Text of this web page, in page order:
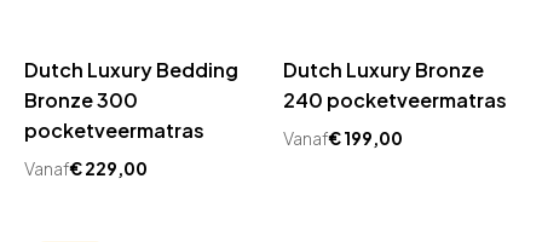
Dutch Luxury Bedding
Bronze 300
pocketveermatras
Vanaf€229,00
Dutch Luxury Bronze
240 pocketveermatras
Vanaf€199,00